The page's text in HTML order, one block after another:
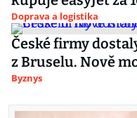
Doprava a logistika
České firmy
z Bruselu. Nově
Byznys